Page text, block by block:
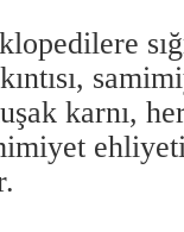
karnı,